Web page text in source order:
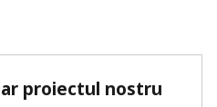
proiectul nostru